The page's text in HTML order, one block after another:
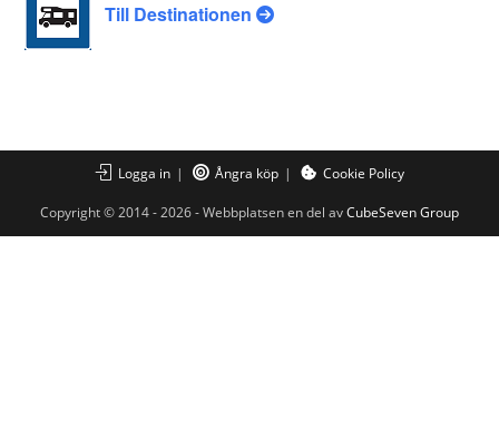
Till Destinationen
Logga in Ångra köp Cookie Policy
Copyright © 2014 - 2026 - Webbplatsen en del avCubeSeven Group